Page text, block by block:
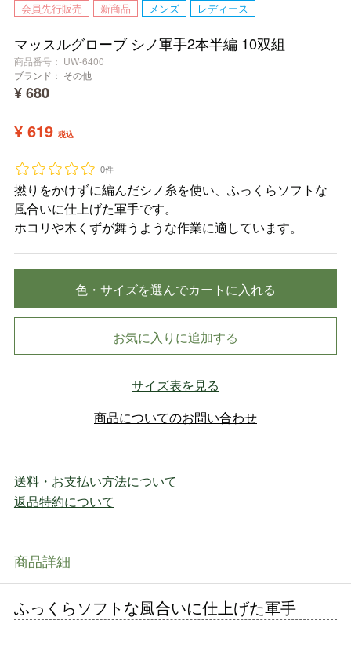
会員先行販売 新商品 メンズ レディース
マッスルグローブ シノ軍手2本半編 10双組
商品番号
UW-6400
ブランド： その他
¥680
¥ 619 税込
0件
撚りをかけずに編んだシノ糸を使い、ふっくらソフトな
風合いに仕上げた軍手です。
ホコリや木くずが舞うような作業に適しています。
色・サイズを選んでカートに入れる
お気に入りに追加する
サイズ表を見る
商品についてのお問い合わせ
送料・お支払い方法について
返品特約について
商品詳細
ふっくらソフトな風合いに仕上げた軍手